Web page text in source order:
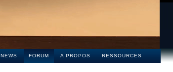
NEWS FORUM A PROPOS RESSOURCES